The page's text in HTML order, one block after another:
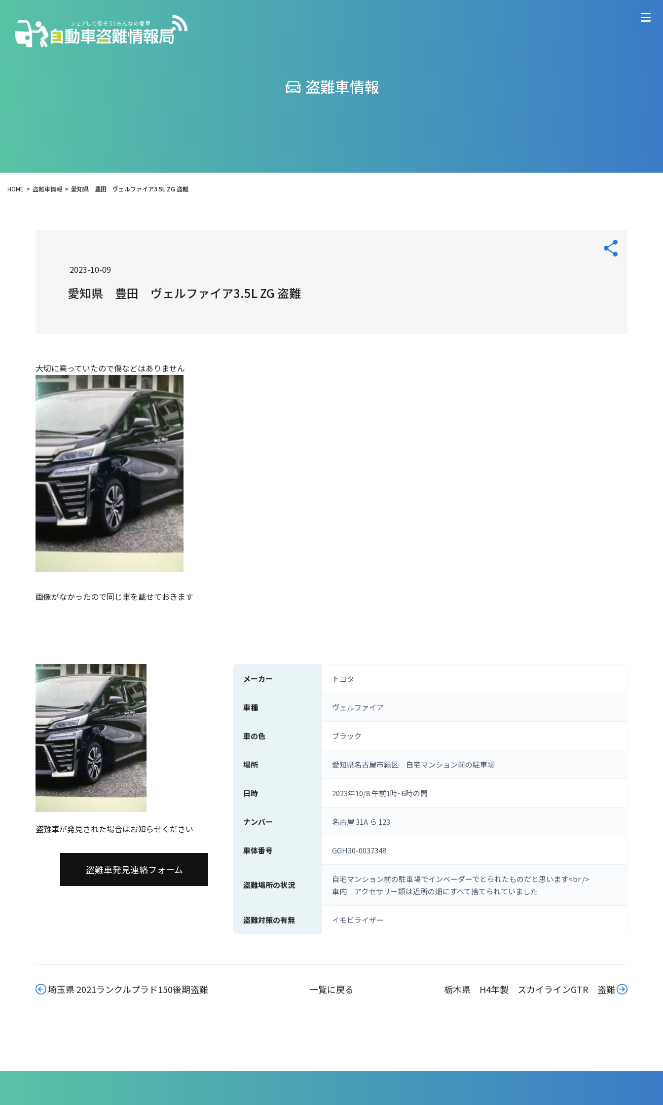
盗難車情報
HOME 盗難車情報 愛知県 豊田 ヴェルファイア3.5L ZG 盗難
2023-10-09
愛知県 豊田 ヴェルファイア3.5L ZG 盗難
大切に乗っていたので傷などはありません
画像がなかったので同じ車を載せておきます
盗難車が発見された場合はお知らせください
盗難車発見連絡フォーム
メーカー トヨタ
車種 ヴェルファイア
車の色 ブラック
場所 愛知県名古屋市緑区 自宅マンション前の駐車場
日時 2023年10/8 午前1時~6時の間
ナンバー 名古屋 31A ら 123
車体番号 GGH30-0037348
盗難場所の状況
自宅マンション前の駐車場でインベーダーでとられたものだと思います<br />
車内 アクセサリー類は近所の畑にすべて捨てられていました
盗難対策の有無 イモビライザー
埼玉県 2021ランクルプラド150後期盗難 一覧に戻る 栃木県 H4年製 スカイラインGTR 盗難